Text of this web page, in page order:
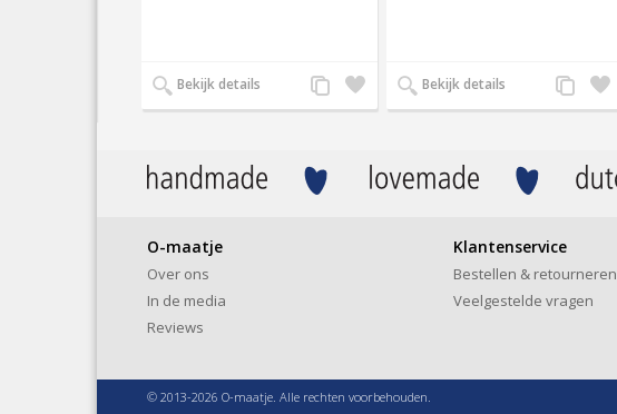
Bekijk details
Zet
op
Voeg
toe
Bekijk details
Zet
op
Voeg
toe
O-maatje
Over ons
In de media
Reviews
Klantenservice
Bestellen & retourneren
Veelgestelde vragen
© 2013-2026 O-maatje. Alle rechten voorbehouden.